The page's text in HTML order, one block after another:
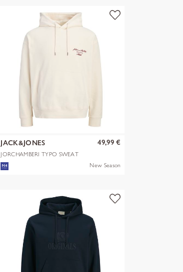
JACK&JONES
JORCHAMBERI TYPO SWEAT
HOOD
49,99 €
New Season